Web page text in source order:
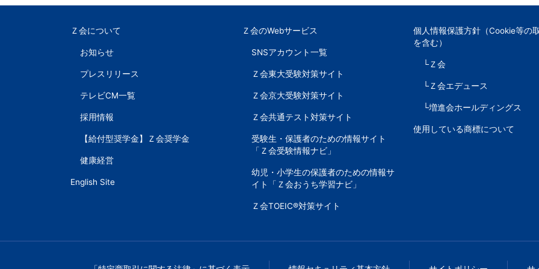
Ｚ会について
お知らせ
プレスリリース
テレビCM一覧
採用情報
【給付型奨学金】Ｚ会奨学金
健康経営
English Site
Ｚ会のWebサービス
SNSアカウント一覧
Ｚ会東大受験対策サイト
Ｚ会京大受験対策サイト
Ｚ会共通テスト対策サイト
受験生・保護者のための情報サイト
「Ｚ会受験情報ナビ」
幼児・小学生の保護者のための情報サ
イト「Ｚ会おうち学習ナビ」
Ｚ会TOEIC®対策サイト
個人情報保護方針（Cookie等の
を含む）
└Ｚ会
└Ｚ会エデュース
└増進会ホールディングス
使用している商標について